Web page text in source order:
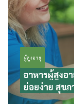
ผู้สูงอายุ
อาหารผู้สูงอ
ย่อยง่าย สุข